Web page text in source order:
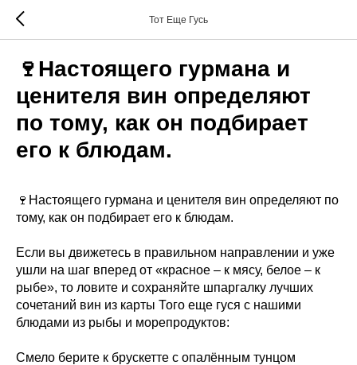
Тот Еще Гусь
🍷Настоящего гурмана и
ценителя вин определяют
по тому, как он подбирает
его к блюдам.
🍷Настоящего гурмана и ценителя вин определяют по
тому, как он подбирает его к блюдам.
Если вы движетесь в правильном направлении и уже
ушли на шаг вперед от «красное – к мясу, белое – к
рыбе», то ловите и сохраняйте шпаргалку лучших
сочетаний вин из карты Того еще гуся с нашими
блюдами из рыбы и морепродуктов:
Смело берите к брускетте с опалённым тунцом